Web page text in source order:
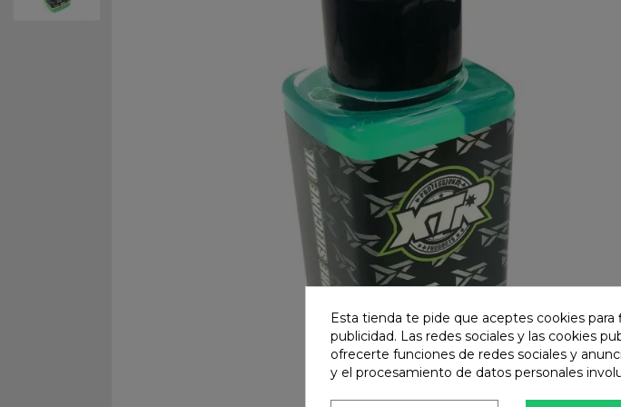
Esta tienda te pide que aceptes cookies
publicidad. Las redes sociales y las cookies
ofrecerte funciones de redes sociales y
y el procesamiento de datos personales